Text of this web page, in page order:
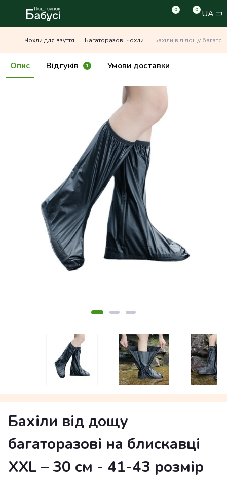
0 0 UA
Чохли для взуття Багаторазові чохли Бахіли від дощу
Опис Відгуків 1 Умови доставки
Бахіли від дощу
багаторазові на блискавці
XXL – 30 см - 41-43 розмір